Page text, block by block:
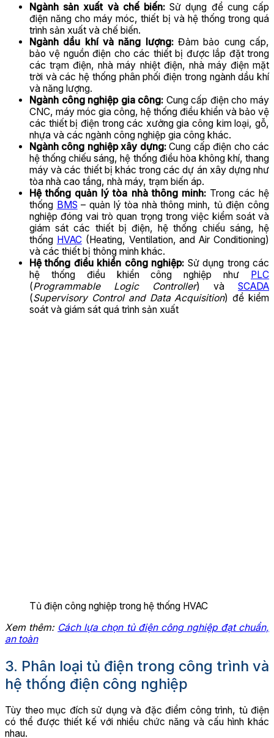
Ngành sản xuất và chế biến: Sử dụng để cung cấp
điện năng cho máy móc, thiết bị và hệ thống trong quá
trình sản xuất và chế biến.
Ngành dầu khí và năng lượng:Đảm bảo cung cấp,
bảo vệ nguồn điện cho các thiết bị được lắp đặt trong
các trạm điện, nhà máy nhiệt điện, nhà máy điện mặt
trời và các hệ thống phân phối điện trong ngành dầu khí
và năng lượng.
Ngành công nghiệp gia công: Cung cấp điện cho máy
CNC, máy móc gia công, hệ thống điều khiển và bảo vệ
các thiết bị điện trong các xưởng gia công kim loại, gỗ,
nhựa và các ngành công nghiệp gia công khác.
Ngành công nghiệp xây dựng:Cung cấp điện cho các
hệ thống chiếu sáng, hệ thống điều hòa không khí, thang
máy và các thiết bị khác trong các dự án xây dựng như
tòa nhà cao tầng, nhà máy, trạm biến áp.
Hệ thống quản lý tòa nhà thông minh:Trong các hệ
thống BMS – quản lý tòa nhà thông minh, tủ điện công
nghiệp đóng vai trò quan trọng trong việc kiểm soát và
giám sát các thiết bị điện, hệ thống chiếu sáng, hệ
thống HVAC(Heating, Ventilation, and Air Conditioning)
và các thiết bị thông minh khác.
Hệ thống điều khiển công nghiệp: Sử dụng trong các
hệ thống điều khiển công nghiệp như PLC
(Programmable Logic Controller) và SCADA
(Supervisory Control and Data Acquisition) để kiểm
soát và giám sát quá trình sản xuất
Tủ điện công nghiệp trong hệ thống HVAC
Xem thêm: Cách lựa chọn tủ điện công nghiệp đạt chuẩn,
an toàn
3. Phân loại tủ điện trong công trình và
hệ thống điện công nghiệp
Tùy theo mục đích sử dụng và đặc điểm công trình, tủ điện
có thể được thiết kế với nhiều chức năng và cấu hình khác
nhau.